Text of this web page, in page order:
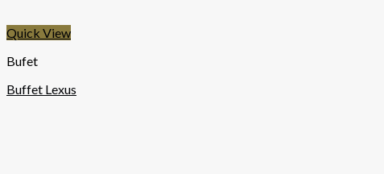
Quick View
Bufet
Buffet Lexus